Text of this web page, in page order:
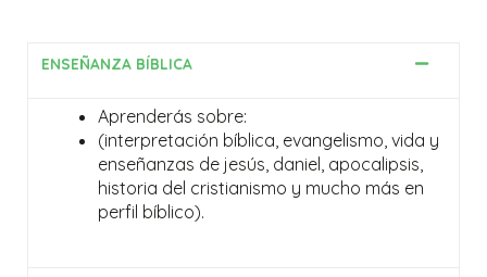
ENSEÑANZA BÍBLICA
Aprenderás sobre:
(interpretación bíblica, evangelismo, vida y
enseñanzas de jesús, daniel, apocalipsis,
historia del cristianismo y mucho más en
perfil bíblico).